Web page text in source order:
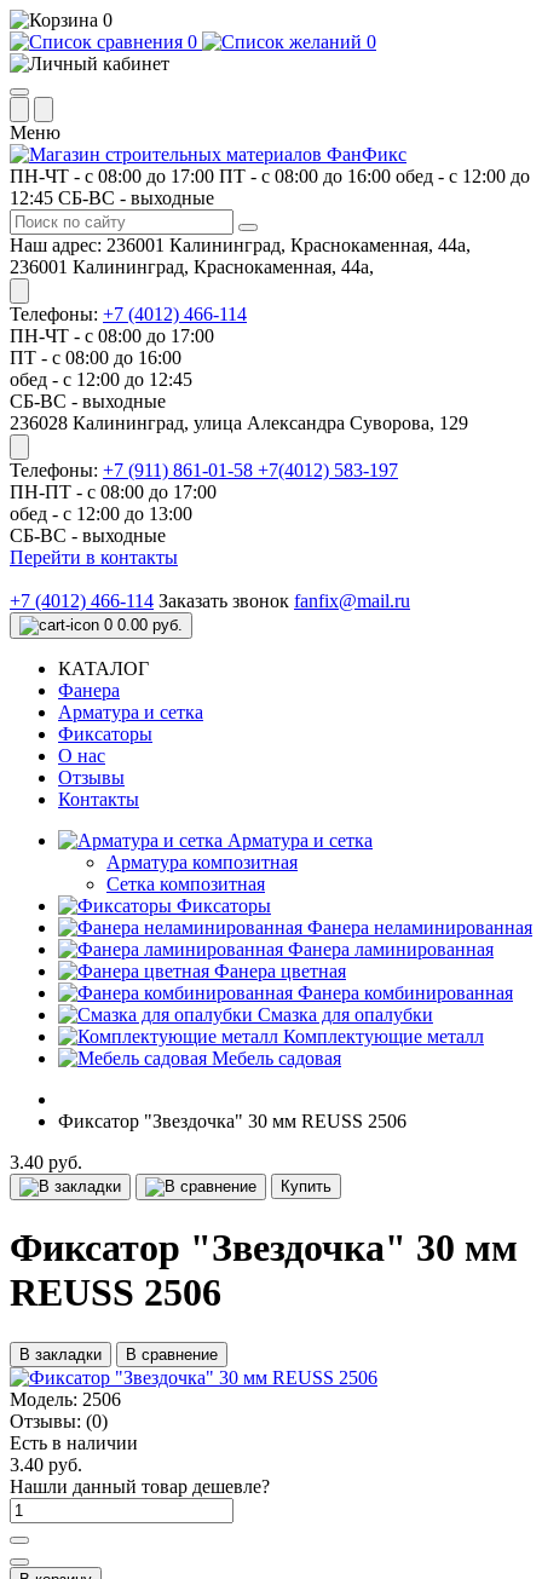
0
0
0
Меню
ПН-ЧТ - с 08:00 до 17:00 ПТ - с 08:00 до 16:00 обед - с 12:00 до
12:45 СБ-ВС - выходные
Наш адрес: 236001 Калининград, Краснокаменная, 44а,
236001 Калининград, Краснокаменная, 44а,
Телефоны: +7 (4012) 466-114
ПН-ЧТ - с 08:00 до 17:00
ПТ - с 08:00 до 16:00
обед - с 12:00 до 12:45
СБ-ВС - выходные
​236028 Калининград, улица Александра Суворова, 129
Телефоны: +7 (911) 861-01-58 +7(4012) 583-197
ПН-ПТ - с 08:00 до 17:00
обед - с 12:00 до 13:00
СБ-ВС - выходные
Перейти в контакты
+7 (4012) 466-114 Заказать звонок fanfix@mail.ru
0 0.00 руб.
КАТАЛОГ
Фанера
Арматура и сетка
Фиксаторы
О нас
Отзывы
Контакты
Арматура и сетка
Арматура композитная
Сетка композитная
Фиксаторы
Фанера неламинированная
Фанера ламинированная
Фанера цветная
Фанера комбинированная
Смазка для опалубки
Комплектующие металл
Мебель садовая
Фиксатор "Звездочка" 30 мм REUSS 2506
3.40 руб.
Купить
Фиксатор "Звездочка" 30 мм
REUSS 2506
В закладки В сравнение
Модель: 2506
Отзывы: (0)
Есть в наличии
3.40 руб.
Нашли данный товар дешевле?